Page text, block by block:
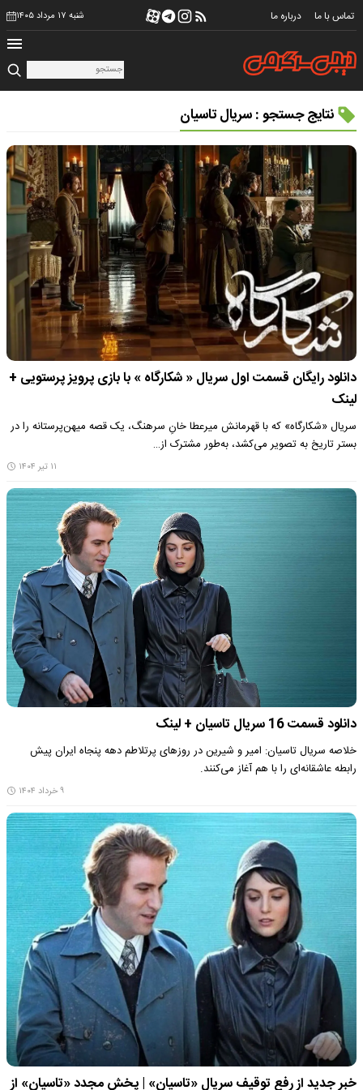
تماس با ما درباره ما شنبه ۱۷ مرداد ۱۴۰۵
نتایج جستجو : سریال تاسیان
دانلود رایگان قسمت اول سریال « شکارگاه » با بازی پرویز پرستویی +
لینک
سریال «شکارگاه» که با قهرمانش میرعطا خانِ سرهنگ، یک قصه میهن‌پرستانه را در
بستر تاریخ به تصویر می‌کشد، به‌طور مشترک از…
۱۱ تیر ۱۴۰۴
دانلود قسمت 16 سریال تاسیان + لینک
خلاصه سریال تاسیان: امیر و شیرین در روزهای پرتلاطم دهه پنجاه ایران پیش
رابطه عاشقانه‌ای را با هم آغاز می‌کنند.
۹ خرداد ۱۴۰۴
خبر جدید از رفع توقیف سریال «تاسیان» | پخش مجدد «تاسیان» از